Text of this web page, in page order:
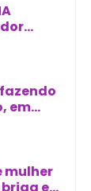
em
mulher